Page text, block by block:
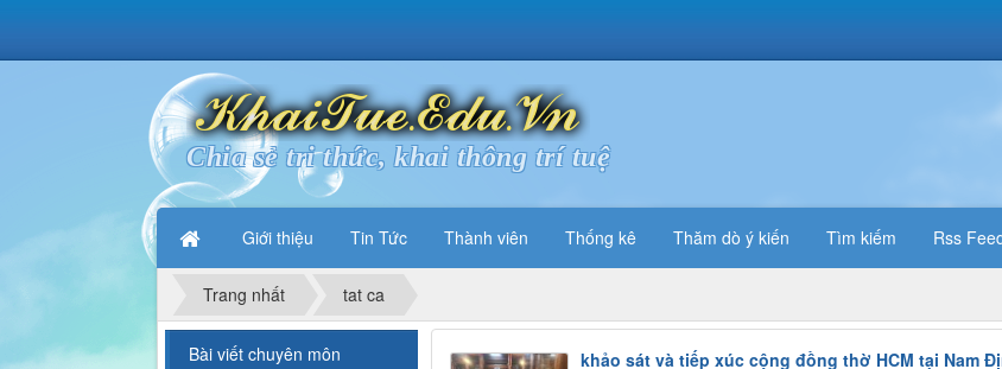
Chia sẻ tri thức, khai thông trí tuệ
Giới thiệu Tin Tức Thành viên Thống kê Thăm dò ý kiến Tìm kiếm Rss
Trang nhất tat ca
khảo sát và tiếp xúc cộng đồng thờ HCM tại Nam
Bài viết chuyên môn